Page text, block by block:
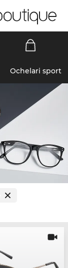
Ochelari sport